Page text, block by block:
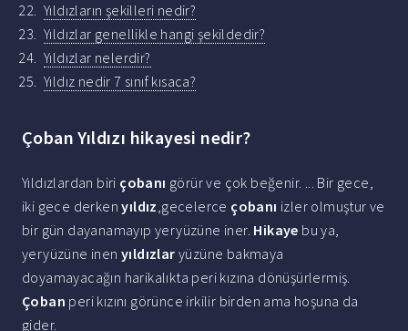
Yıldızların şekilleri nedir?
Yıldızlar genellikle hangi şekildedir?
Yıldızlar nelerdir?
Yıldız nedir 7 sınıf kısaca?
Çoban Yıldızı hikayesi nedir?
Yıldızlardan biri çobanı görür ve çok beğenir. ... Bir gece,
iki gece derkenyıldız,gecelerce çobanı izler olmuştur ve
bir gün dayanamayıp yeryüzüne iner. Hikaye bu ya,
yeryüzüne inenyıldızlar yüzüne bakmaya
doyamayacağın harikalıkta peri kızına dönüşürlermiş.
Çoban peri kızını görünce irkilir birden ama hoşuna da
gider.